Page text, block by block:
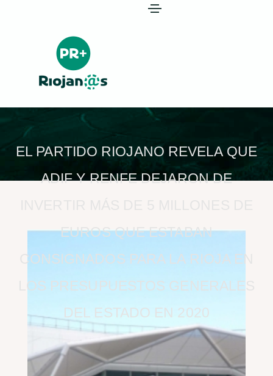
EL PARTIDO RIOJANO REVELA QUE
ADIF Y RENFE DEJARON DE
EUROS QUE ESTABAN
CONSIGNADOS PARA LA RIOJA EN
LOS PRESUPUESTOS GENERALES
DEL ESTADO EN 2020